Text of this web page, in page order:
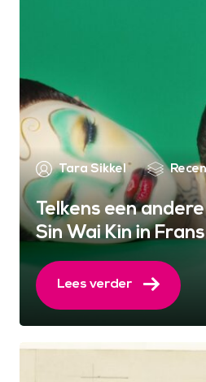
Tara Sikkel
Telkens een
Sin Wai Kin in
Lees verder